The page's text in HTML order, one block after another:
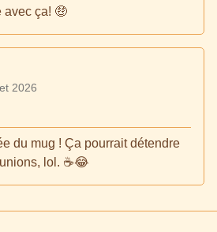
avec ça! 🤑
2026
du mug ! Ça pourrait détendre
lol. ☕😂